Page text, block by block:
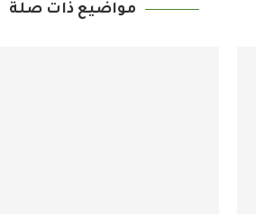
مواضيع ذات صلة